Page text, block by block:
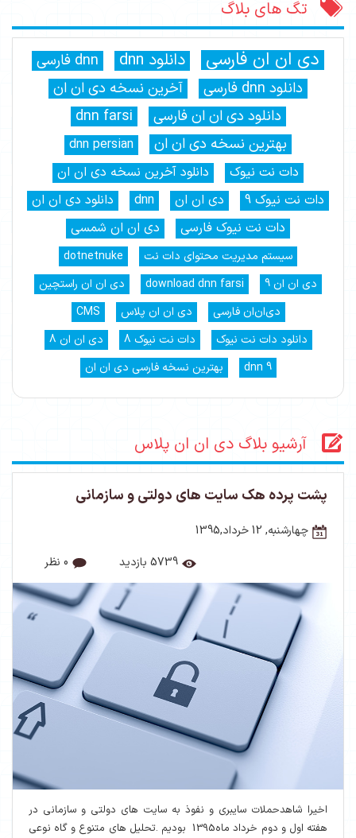
تگ های بلاگ
دی ان ان فارسی دانلود dnn
dnn فارسی
دانلود dnn فارسی
آخرین نسخه دی ان ان
دانلود دی ان ان فارسی
dnn farsi
بهترین نسخه دی ان ان
dnn persian
دات نت نیوک
دانلود آخرین نسخه دی ان ان
دات نت نیوک 9
دی ان ان dnn
دانلود دی ان ان
دات نت نیوک فارسی
دی ان ان شمسی
سیستم مدیریت محتوای دات نت
dotnetnuke
دی ان ان 9
download dnn farsi
دی ان ان راستچین
دی‌ان‌ان فارسی
دی ان ان پلاس
CMS
دانلود دات نت نیوک
دات نت نیوک 8
دی ان ان 8
dnn 9
بهترین نسخه فارسی دی ان ان
آرشیو بلاگ دی ان ان پلاس
پشت پرده هک سایت های دولتی و سازمانی
چهارشنبه, 12 خرداد,1395
اخیرا شاهدحملات سایبری و نفوذ به سایت های دولتی و سازمانی در
هفته اول و دوم خرداد ماه1395 بودیم .تحلیل های متنوع و گاه نوعی